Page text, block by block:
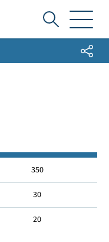
Ich
suche...Share
350
30
20